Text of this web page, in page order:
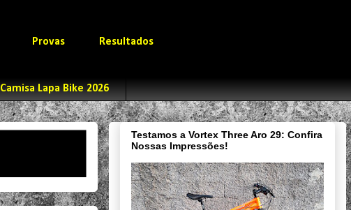
Provas Resultados
Camisa Lapa Bike 2026
Testamos a Vortex Three Aro 29: Confira
Nossas Impressões!